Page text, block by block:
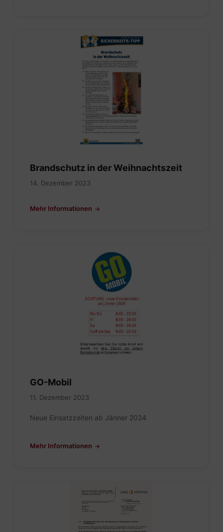
Brandschutz in der Weihnachtszeit
14. Dezember 2023
Mehr Informationen
GO-Mobil
11. Dezember 2023
Neue Einsatzzeiten ab Jänner 2024
Mehr Informationen